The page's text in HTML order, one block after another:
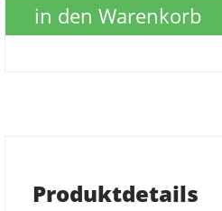
in den Warenkorb
Produktdetails